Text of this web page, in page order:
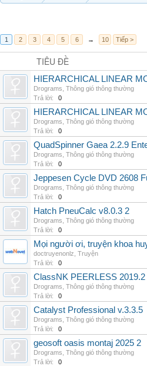
1 2 3 4 5 6 → 10 Tiếp >
TIÊU ĐỀ
HIERARCHICAL LINEAR
Drograms Thông gió thông thường
Trả lời:
0
HIERARCHICAL LINEAR
Drograms Thông gió thông thường
Trả lời:
0
QuadSpinner Gaea 2.2.9
Drograms Thông gió thông thường
Trả lời:
0
Jeppesen Cycle DVD 2608
Drograms Thông gió thông thường
Trả lời:
0
Hatch PneuCalc v8.0.3 2
Drograms Thông gió thông thường
Trả lời:
0
Mọi người ơi, truyện khoa
doctruyenonlz Truyện
Trả lời:
0
ClassNK PEERLESS 2019.2
Drograms Thông gió thông thường
Trả lời:
0
Catalyst Professional v.3.3.5
Drograms Thông gió thông thường
Trả lời:
0
geosoft oasis montaj 2025 2
Drograms Thông gió thông thường
Trả lời:
0